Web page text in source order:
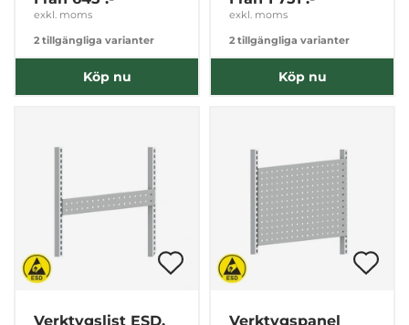
Inställningar
Marknadsföring
Visa detaljer
exkl. moms
2 tillgängliga varianter
Köp nu
exkl. moms
2 tillgängliga varianter
Köp nu
Verktygslist ESD,
Verktygspanel